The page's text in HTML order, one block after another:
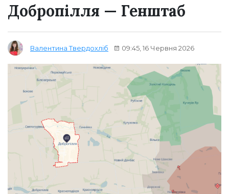
Добропілля — Генштаб
Валентина Твердохліб 09:45, 16 Червня 2026